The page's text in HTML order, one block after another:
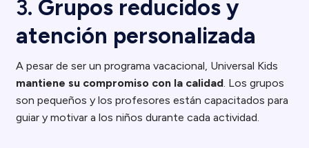
3. Grupos reducidos y
atención personalizada
A pesar de ser un programa vacacional, Universal Kids
mantiene su compromiso con la calidad. Los grupos
son pequeños y los profesores están capacitados para
guiar y motivar a los niños durante cada actividad.